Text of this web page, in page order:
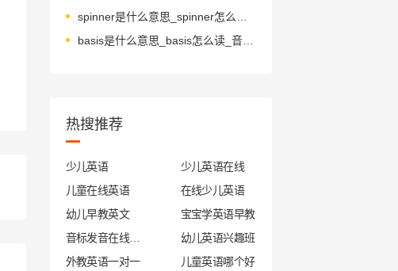
basis是什么意思_basis怎么读_音标ˈbeɪsɪs
热搜推荐
少儿英语
少儿英语在线
儿童在线英语
在线少儿英语
幼儿早教英文
宝宝学英语早教
幼儿英语兴趣班
外教英语一对一
儿童英语哪个好